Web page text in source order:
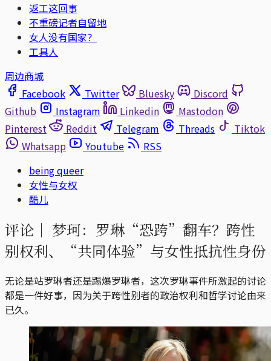
返工这回事
不重磅记者自留地
女人没有国家？
工具人
周边商城
Facebook
Twitter Bluesky
Discord
Github
Instagram Linkedin
Mastodon
Pinterest
Reddit Telegram Threads
Tiktok
Whatsapp
Youtube
RSS
being queer
女性与女权
酷儿
评论｜ 梦珂：罗琳“恐跨”翻车？跨性
别权利、“共同体验”与女性抵抗性身份
无论是站罗琳者还是踢爆罗琳者，这次罗琳事件所激起的讨论
都是一件好事，因为关于跨性别者的政治权利和哲学讨论由来
已久。